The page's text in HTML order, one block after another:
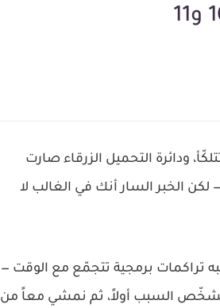
ودائرة التحميل الزرقاء صارت
الخبر السار أنك في الغالب لا
تراكمات برمجية تتجمّع مع الوقت —
نشخّص السبب أولاً، ثم نمشي معاً من